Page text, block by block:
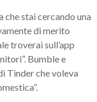
che stai cercando una
di merito
troverai sull’app
Bumble e
Tinder che voleva